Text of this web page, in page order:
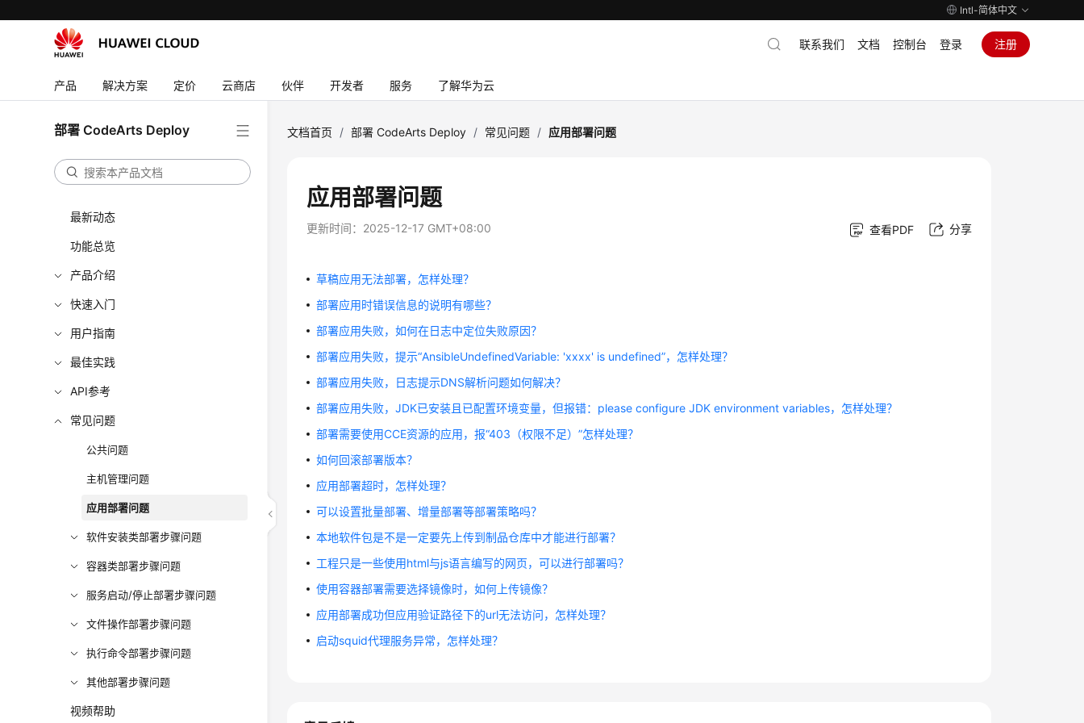
Intl-简体中文
产品 解决方案 定价 云商店 伙伴 开发者 服务 了解华为云
联系我们 文档 控制台 登录 注册
部署 CodeArts Deploy
最新动态
功能总览
产品介绍
快速入门
用户指南
最佳实践
API参考
常见问题
公共问题
主机管理问题
应用部署问题
软件安装类部署步骤问题
容器类部署步骤问题
服务启动/停止部署步骤问题
文件操作部署步骤问题
执行命令部署步骤问题
其他部署步骤问题
视频帮助
文档首页 / 部署 CodeArts Deploy / 常见问题 / 应用部署问题
应用部署问题
更新时间： 2025-12-17 GMT+08:00 查看PDF 分享
草稿应用无法部署，怎样处理？
部署应用时错误信息的说明有哪些？
部署应用失败，如何在日志中定位失败原因？
部署应用失败，提示“AnsibleUndefinedVariable: 'xxxx' is undefined”，怎样处理？
部署应用失败，日志提示DNS解析问题如何解决？
部署应用失败，JDK已安装且已配置环境变量，但报错：please configure JDK environment variables，怎样处理？
部署需要使用CCE资源的应用，报“403（权限不足）”怎样处理？
如何回滚部署版本？
应用部署超时，怎样处理？
可以设置批量部署、增量部署等部署策略吗？
本地软件包是不是一定要先上传到制品仓库中才能进行部署？
工程只是一些使用html与js语言编写的网页，可以进行部署吗？
使用容器部署需要选择镜像时，如何上传镜像？
应用部署成功但应用验证路径下的url无法访问，怎样处理？
启动squid代理服务异常，怎样处理？